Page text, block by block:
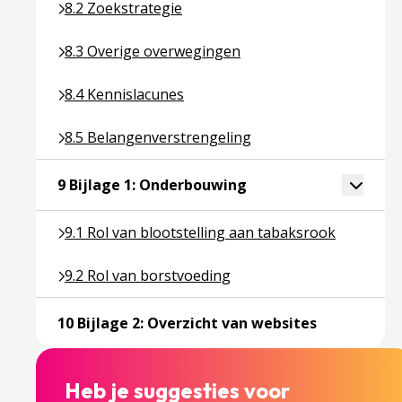
8.2 Zoekstrategie
Ga naar pagina over 8.2 Zoekstrategie
8.3 Overige overwegingen
Ga naar pagina over 8.3 Overige overwegingen
8.4 Kennislacunes
Ga naar pagina over 8.4 Kennislacunes
8.5 Belangenverstrengeling
Ga naar pagina over 8.5 Belangenverstrengeling
9 Bijlage 1: Onderbouwing Ga naar pagina over
Toggle
9.1 Rol van blootstelling aan tabaksrook
Ga naar pagina over 9.1 Rol van blootstelling aan
9.2 Rol van borstvoeding
Ga naar pagina over 9.2 Rol van borstvoeding
10 Bijlage 2: Overzicht van websitesGa naar
Heb je suggesties voor